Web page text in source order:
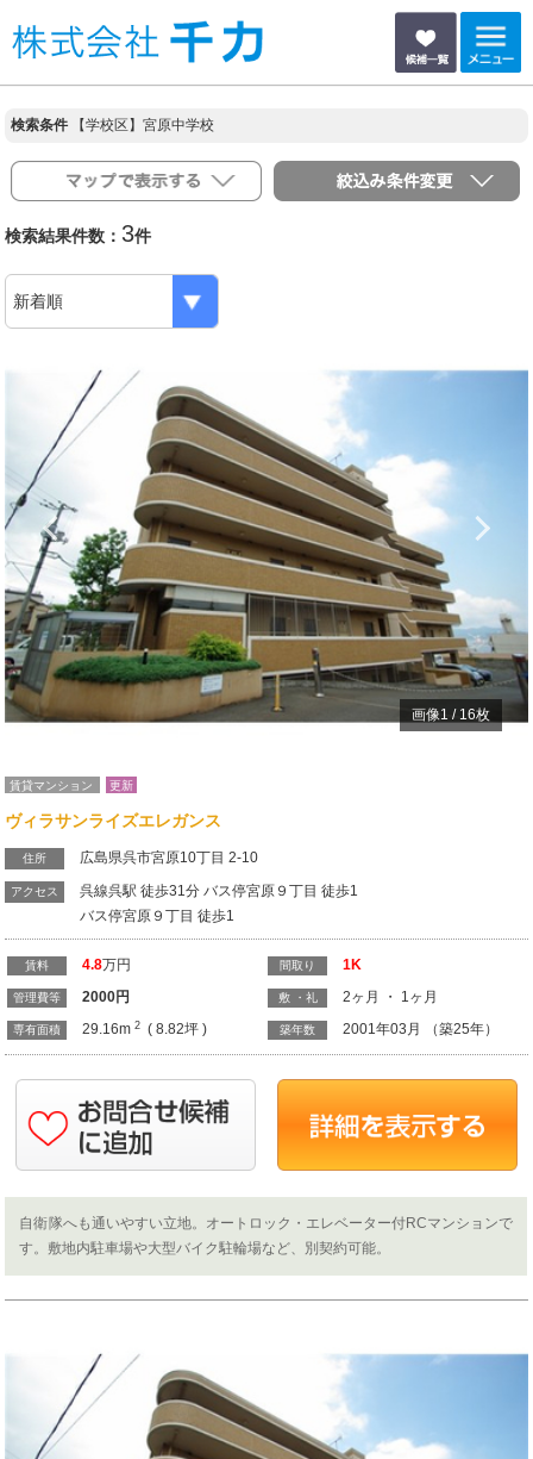
検索条件 【学校区】宮原中学校
検索結果件数： 3件
Previous
画像1 / 16枚
賃貸マンション 更新
ヴィラサンライズエレガンス
住所 広島県呉市宮原10丁目 2-10
アクセス
呉線呉駅 徒歩31分 バス停宮原９丁目 徒歩1
バス停宮原９丁目 徒歩1
賃料 4.8万円
管理費等 2000円
専有面積 29.16m 2( 8.82坪 )
間取り 1K
敷 ・礼 2ヶ月 ・ 1ヶ月
築年数 2001年03月 （築25年）
自衛隊へも通いやすい立地。オートロック・エレベーター付RCマンションで
す。敷地内駐車場や大型バイク駐輪場など、別契約可能。